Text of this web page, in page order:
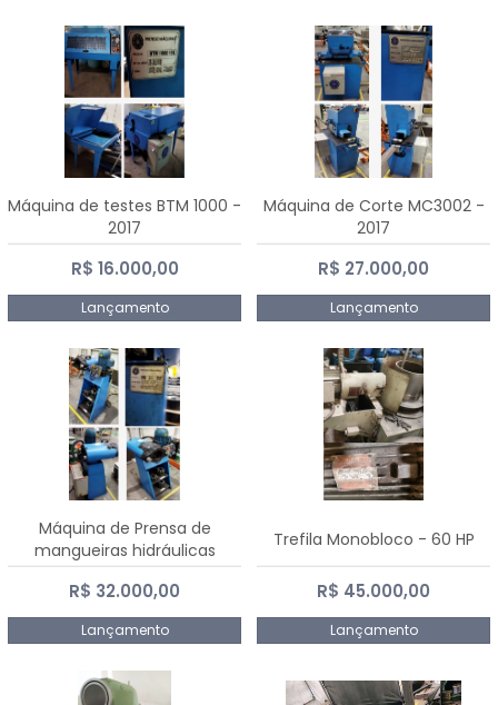
Máquina de testes BTM 1000 -
2017
R$ 16.000,00
Lançamento
Máquina de Corte MC3002 -
2017
R$ 27.000,00
Lançamento
Máquina de Prensa de
mangueiras hidráulicas
PE50TF - 2017
R$ 32.000,00
Lançamento
Trefila Monobloco - 60 HP
R$ 45.000,00
Lançamento